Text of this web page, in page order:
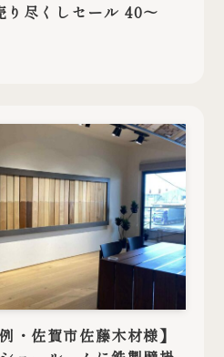
尽くしセール 40～
・佐賀市佐藤木材様】